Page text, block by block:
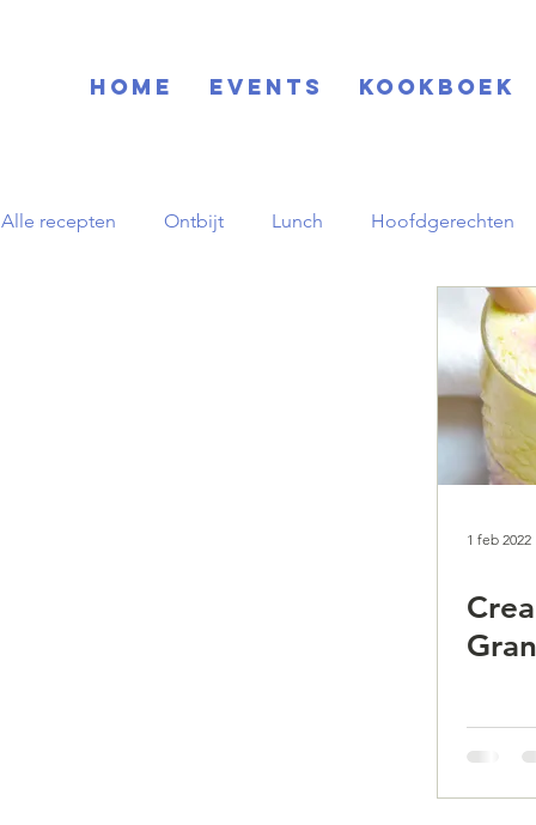
Home EVENTS KOOKBOEK
Alle recepten Ontbijt Lunch Hoofdgerechten
Feestdagen
1 feb 2022